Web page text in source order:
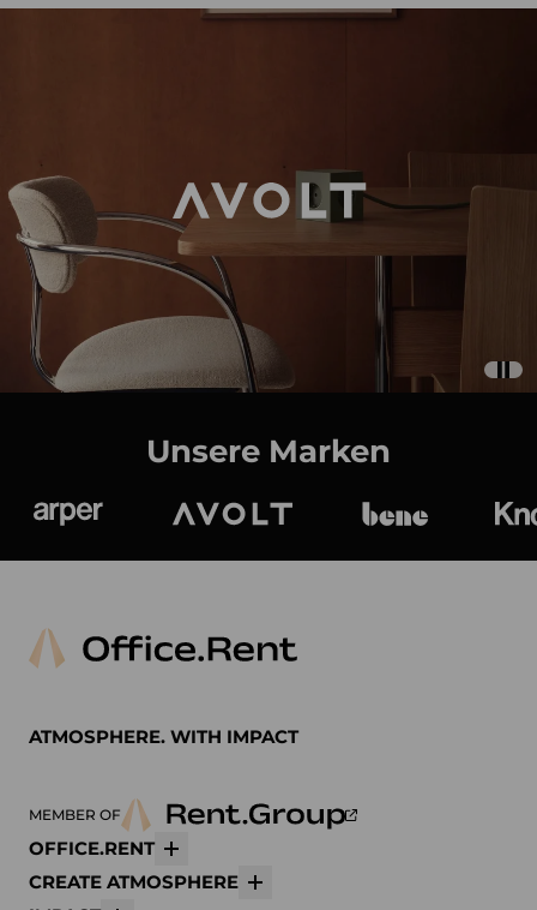
Unsere Marken
ATMOSPHERE. WITH IMPACT
MEMBER OF
OFFICE.RENT
CREATE ATMOSPHERE